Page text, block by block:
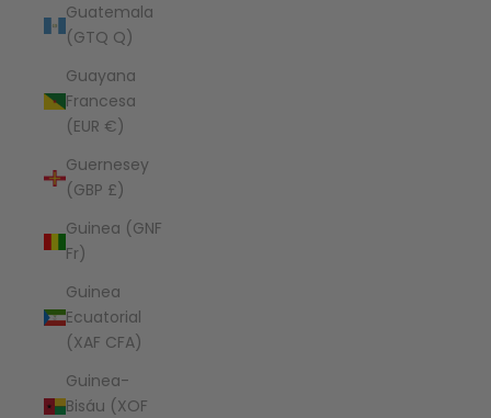
Guatemala
(GTQ Q)
Guayana
Francesa
(EUR €)
Guernesey
(GBP £)
Guinea (GNF
Fr)
Guinea
Ecuatorial
(XAF CFA)
Guinea-
Bisáu (XOF